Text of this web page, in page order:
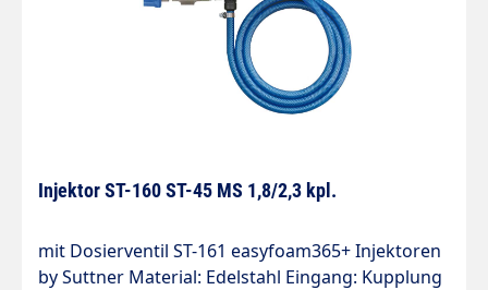
Injektor ST-160 ST-45 MS 1,8/2,3 kpl.
mit Dosierventil ST-161 easyfoam365+ Injektoren
by Suttner Material: Edelstahl Eingang: Kupplung